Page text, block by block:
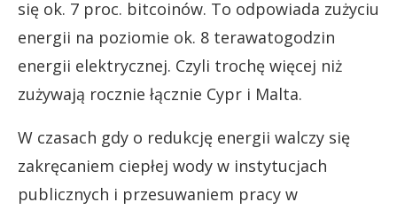
się ok. 7 proc. bitcoinów. To odpowiada zużyciu
energii na poziomie ok. 8 terawatogodzin
energii elektrycznej. Czyli trochę więcej niż
zużywają rocznie łącznie Cypr i Malta.
W czasach gdy o redukcję energii walczy się
zakręcaniem ciepłej wody w instytucjach
publicznych i przesuwaniem pracy w